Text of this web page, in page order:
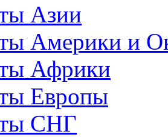
Азии
Америки и
Африки
Европы
СНГ